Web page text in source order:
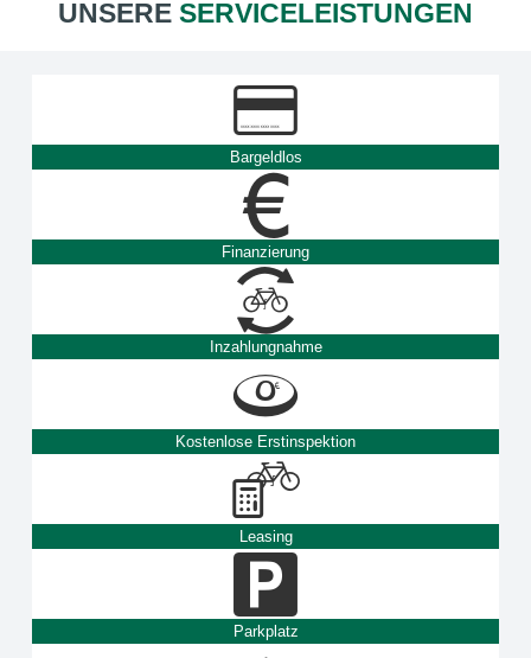
UNSERE SERVICELEISTUNGEN
Bargeldlos
Finanzierung
Inzahlungnahme
Kostenlose Erstinspektion
Leasing
Parkplatz